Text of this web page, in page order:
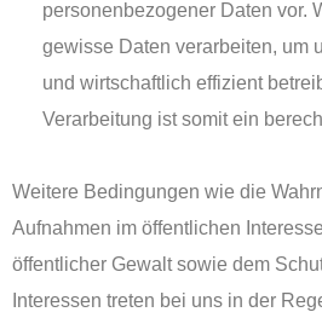
personenbezogener Daten vor.
gewisse Daten verarbeiten, um
und wirtschaftlich effizient
Verarbeitung ist somit ein
Weitere Bedingungen wie die
Aufnahmen im öffentlichen
öffentlicher Gewalt sowie dem
Interessen treten bei uns in der